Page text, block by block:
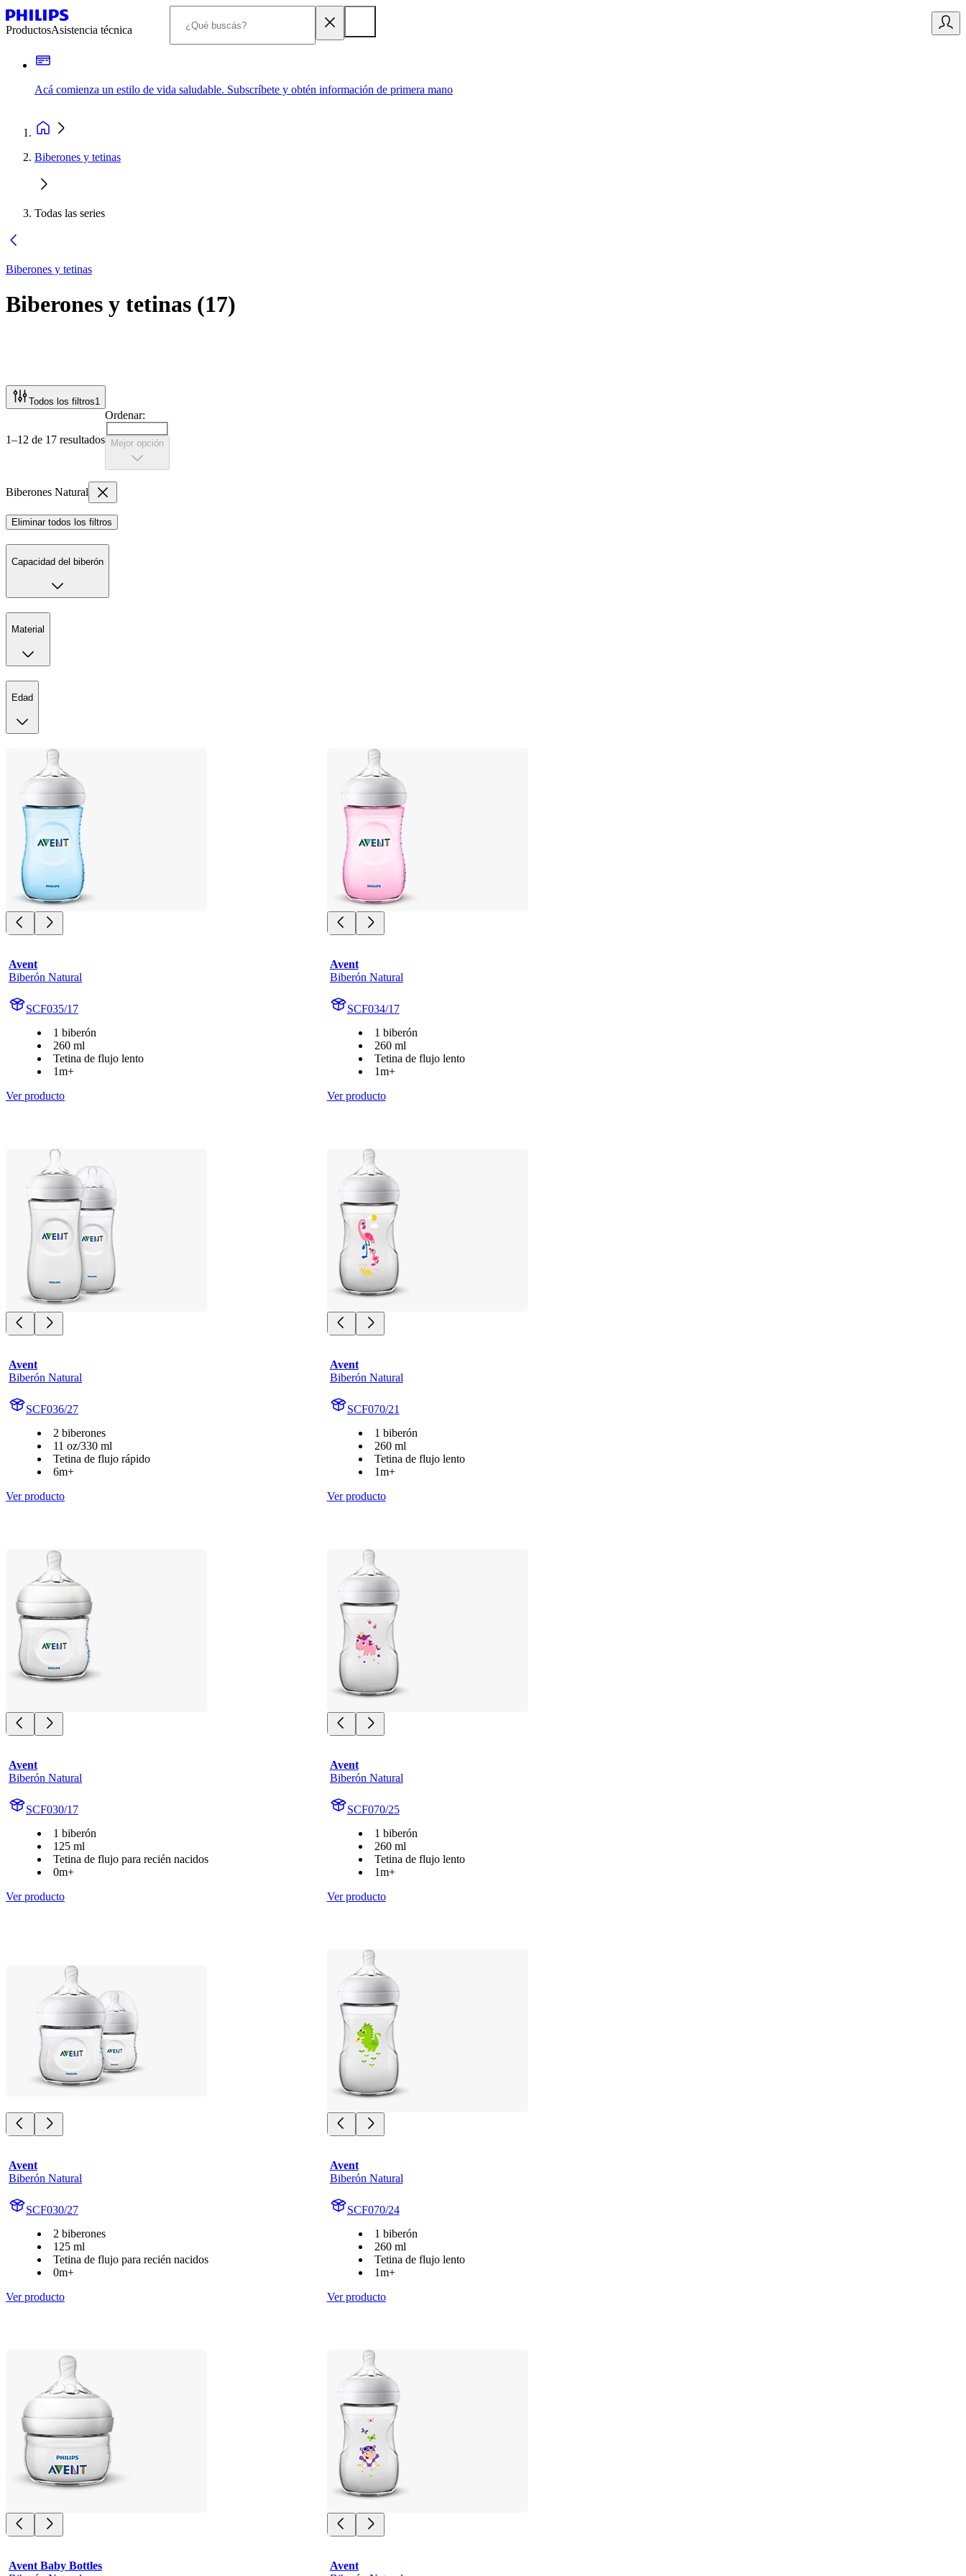
ProductosAsistencia técnica
Acá comienza un estilo de vida saludable. Subscríbete y obtén información de primera mano
Biberones y tetinas
Todas las series
Biberones y tetinas
Biberones y tetinas (17)
Todos los filtros1
1–12 de 17 resultados
Ordenar:
Mejor opción
Biberones Natural
Eliminar todos los filtros
Capacidad del biberón
Material
Edad
Avent
Biberón Natural
SCF035/17
1 biberón
260 ml
Tetina de flujo lento
1m+
Ver producto
Avent
Biberón Natural
SCF034/17
1 biberón
260 ml
Tetina de flujo lento
1m+
Ver producto
Avent
Biberón Natural
SCF036/27
2 biberones
11 oz/330 ml
Tetina de flujo rápido
6m+
Ver producto
Avent
Biberón Natural
SCF070/21
1 biberón
260 ml
Tetina de flujo lento
1m+
Ver producto
Avent
Biberón Natural
SCF030/17
1 biberón
125 ml
Tetina de flujo para recién nacidos
0m+
Ver producto
Avent
Biberón Natural
SCF070/25
1 biberón
260 ml
Tetina de flujo lento
1m+
Ver producto
Avent
Biberón Natural
SCF030/27
2 biberones
125 ml
Tetina de flujo para recién nacidos
0m+
Ver producto
Avent
Biberón Natural
SCF070/24
1 biberón
260 ml
Tetina de flujo lento
1m+
Ver producto
Avent Baby Bottles
Avent